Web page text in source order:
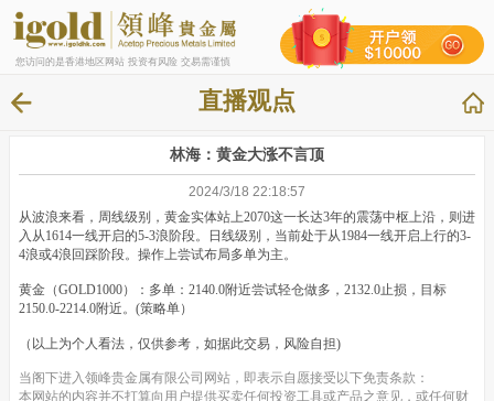
您访问的是香港地区网站 投资有风险 交易需谨慎
直播观点
林海：黄金大涨不言顶
2024/3/18 22:18:57
从波浪来看，周线级别，黄金实体站上2070这一长达3年的震荡中枢上沿，则进
入从1614一线开启的5-3浪阶段。日线级别，当前处于从1984一线开启上行的3-
4浪或4浪回踩阶段。操作上尝试布局多单为主。
黄金（GOLD1000）：多单：2140.0附近尝试轻仓做多，2132.0止损，目标
2150.0-2214.0附近。(策略单）
（以上为个人看法，仅供参考，如据此交易，风险自担)
当阁下进入领峰贵金属有限公司网站，即表示自愿接受以下免责条款：
本网站的内容并不打算向用户提供买卖任何投资工具或产品之意见，或任何财